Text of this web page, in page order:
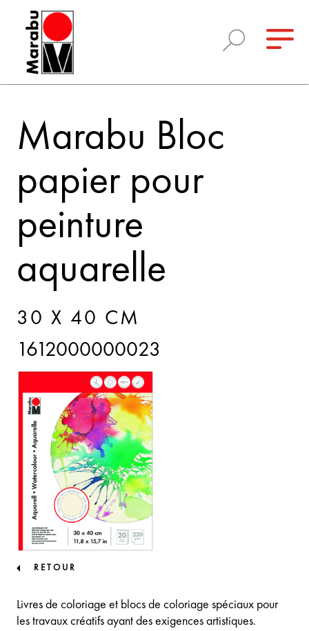
Marabu Bloc
papier pour
peinture
aquarelle
30 X 40 CM
1612000000023
RETOUR
Livres de coloriage et blocs de coloriage spéciaux pour
les travaux créatifs ayant des exigences artistiques.